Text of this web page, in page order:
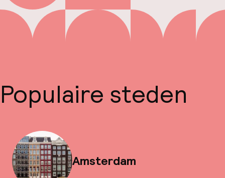
Populaire steden
Amsterdam